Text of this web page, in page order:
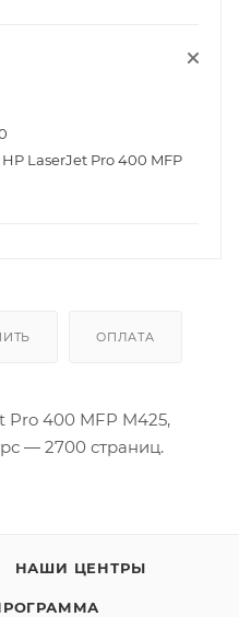
HP LaserJet Pro 400 MFP
ОПЛАТА
Pro 400 MFP M425,
— 2700 страниц.
НАШИ ЦЕНТРЫ